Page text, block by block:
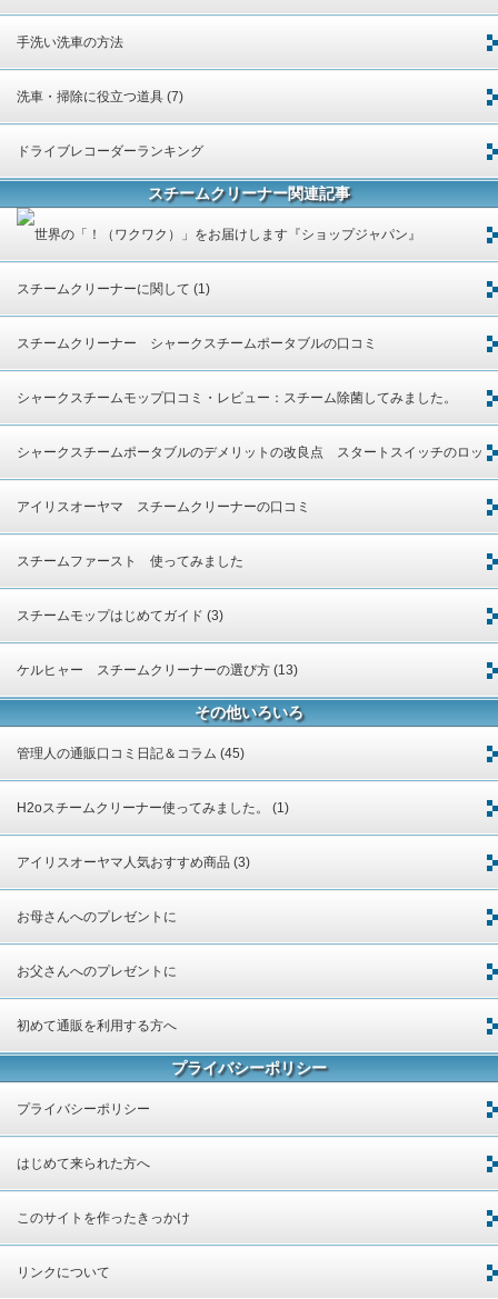
手洗い洗車の方法
洗車・掃除に役立つ道具 (7)
ドライブレコーダーランキング
スチームクリーナー関連記事
スチームクリーナーに関して (1)
スチームクリーナー シャークスチームポータブルの口コミ
シャークスチームモップ口コミ・レビュー：スチーム除菌してみました。
シャークスチームポータブルのデメリットの改良点 スタートスイッチのロッ
ク
アイリスオーヤマ スチームクリーナーの口コミ
スチームファースト 使ってみました
スチームモップはじめてガイド (3)
ケルヒャー スチームクリーナーの選び方 (13)
その他いろいろ
管理人の通販口コミ日記＆コラム (45)
H2oスチームクリーナー使ってみました。 (1)
アイリスオーヤマ人気おすすめ商品 (3)
お母さんへのプレゼントに
お父さんへのプレゼントに
初めて通販を利用する方へ
プライバシーポリシー
プライバシーポリシー
はじめて来られた方へ
このサイトを作ったきっかけ
リンクについて